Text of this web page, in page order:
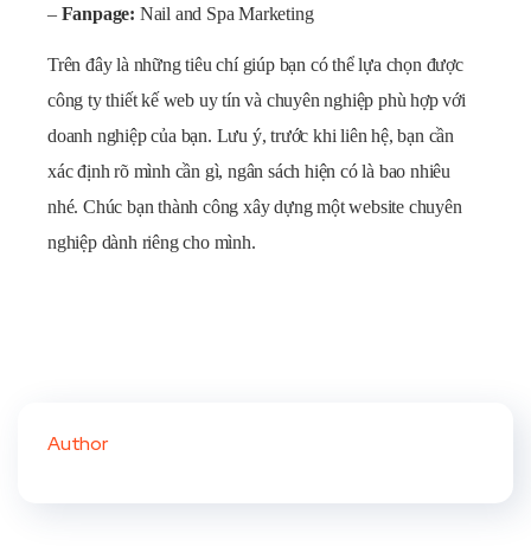
– Fanpage: Nail and Spa Marketing
Trên đây là những tiêu chí giúp bạn có thể lựa chọn được
công ty thiết kế web uy tín và chuyên nghiệp phù hợp với
doanh nghiệp của bạn. Lưu ý, trước khi liên hệ, bạn cần
xác định rõ mình cần gì, ngân sách hiện có là bao nhiêu
nhé. Chúc bạn thành công xây dựng một website chuyên
nghiệp dành riêng cho mình.
Author